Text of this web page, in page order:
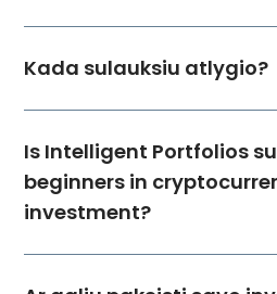
Kada sulauksiu atlygio?
Is Intelligent Portfolios
beginners in
investment?